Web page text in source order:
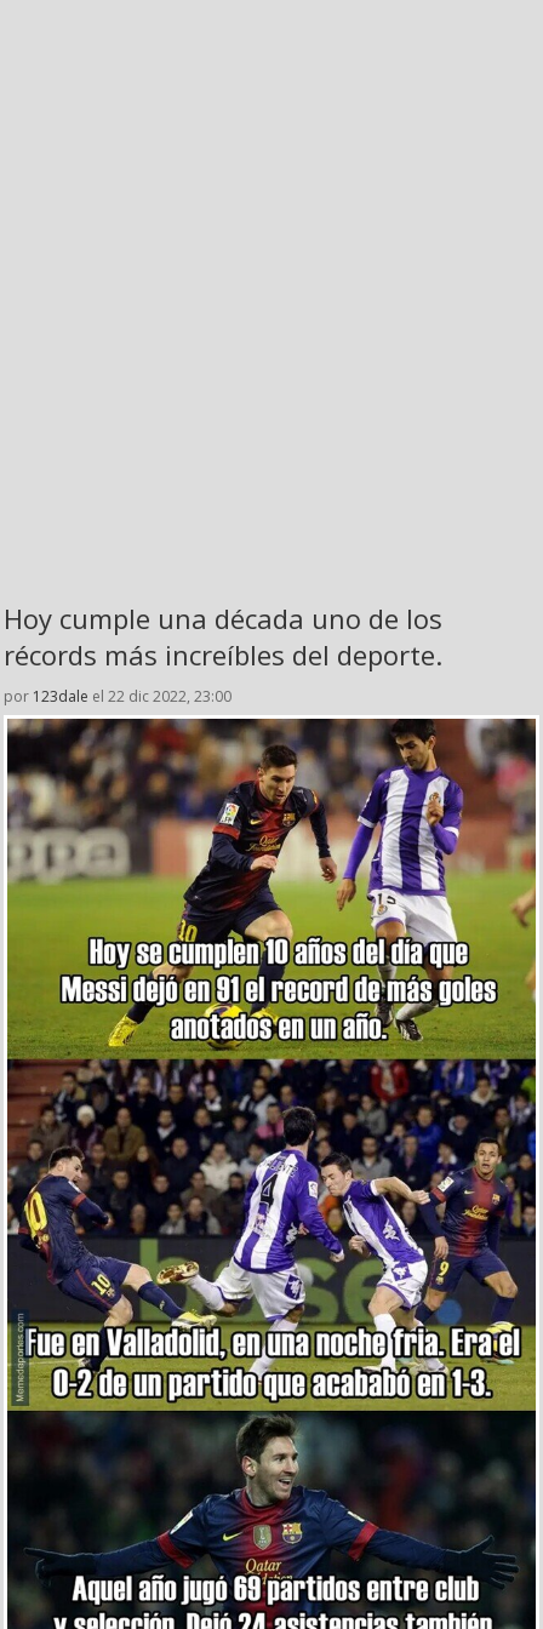
Hoy cumple una década uno de los
récords más increíbles del deporte.
por 123dale el 22 dic 2022, 23:00